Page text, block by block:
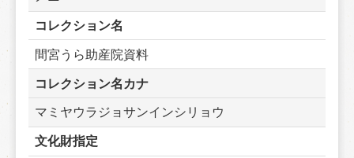
コレクション名
間宮うら助産院資料
コレクション名カナ
マミヤウラジョサンインシリョウ
文化財指定